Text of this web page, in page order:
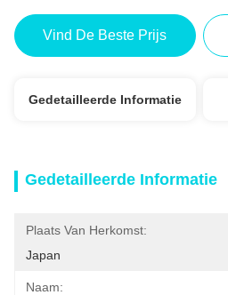
Vind De Beste Prijs
Gedetailleerde Informatie
Gedetailleerde Informatie
Plaats Van Herkomst:
Japan
Naam: